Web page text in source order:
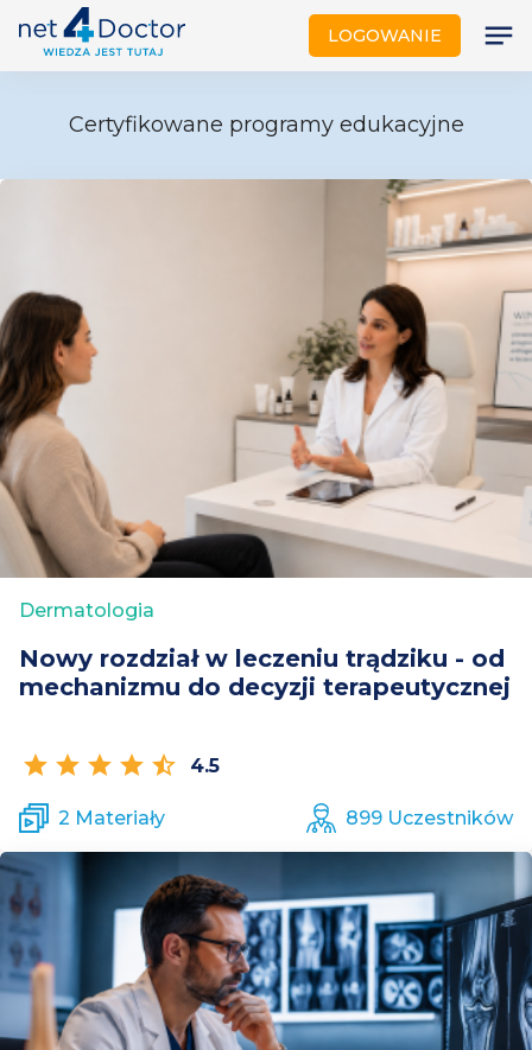
LOGOWANIE notes
Certyfikowane programy edukacyjne
Dermatologia
Nowy rozdział w leczeniu trądziku - od
mechanizmu do decyzji terapeutycznej
star star star star star_half 4.5
2 Materiały 899 Uczestników